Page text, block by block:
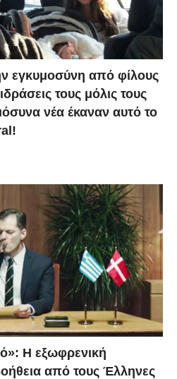
εγκυμοσύνη από φίλους
τους μόλις τους
νέα έκαναν αυτό το
H εξωφρενική
από τους Έλληνες